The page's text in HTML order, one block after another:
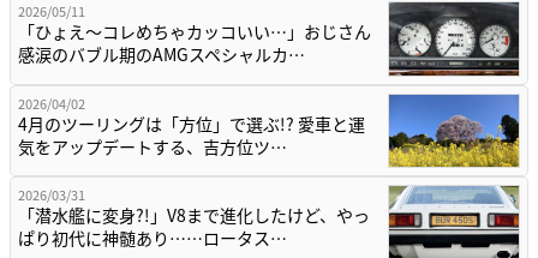
2026/05/11
「ひょえ〜コレめちゃカッコいい…」おじさん
感涙のバブル期のAMGスペシャルカ…
2026/04/02
4月のツーリングは「方位」で選ぶ!? 愛車と運
気をアップデートする、吉方位ツ…
2026/03/31
「潜水艦に変身?!」V8まで進化したけど、やっ
ぱり初代に神髄あり……ロータス…